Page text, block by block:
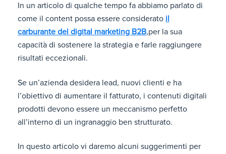
In un articolo di qualche tempo fa abbiamo parlato di
come il content possa essere considerato il
carburante del digital marketing B2B,per la sua
capacità di sostenere la strategia e farle raggiungere
risultati eccezionali.
Se un’azienda desidera lead, nuovi clienti e ha
l’obiettivo di aumentare il fatturato, i contenuti digitali
prodotti devono essere un meccanismo perfetto
all’interno di un ingranaggio ben strutturato.
In questo articolo vi daremo alcuni suggerimenti per